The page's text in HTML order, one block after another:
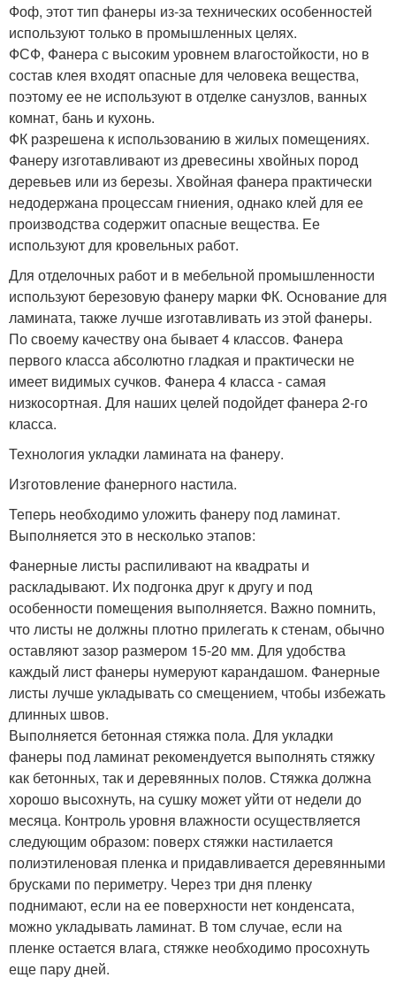
Фоф, этот тип фанеры из-за технических особенностей
используют только в промышленных целях.
ФСФ, Фанера с высоким уровнем влагостойкости, но в
состав клея входят опасные для человека вещества,
поэтому ее не используют в отделке санузлов, ванных
комнат, бань и кухонь.
ФК разрешена к использованию в жилых помещениях.
Фанеру изготавливают из древесины хвойных пород
деревьев или из березы. Хвойная фанера практически
недодержана процессам гниения, однако клей для ее
производства содержит опасные вещества. Ее
используют для кровельных работ.
Для отделочных работ и в мебельной промышленности
используют березовую фанеру марки ФК. Основание для
ламината, также лучше изготавливать из этой фанеры.
По своему качеству она бывает 4 классов. Фанера
первого класса абсолютно гладкая и практически не
имеет видимых сучков. Фанера 4 класса - самая
низкосортная. Для наших целей подойдет фанера 2-го
класса.
Технология укладки ламината на фанеру.
Изготовление фанерного настила.
Теперь необходимо уложить фанеру под ламинат.
Выполняется это в несколько этапов:
Фанерные листы распиливают на квадраты и
раскладывают. Их подгонка друг к другу и под
особенности помещения выполняется. Важно помнить,
что листы не должны плотно прилегать к стенам, обычно
оставляют зазор размером 15-20 мм. Для удобства
каждый лист фанеры нумеруют карандашом. Фанерные
листы лучше укладывать со смещением, чтобы избежать
длинных швов.
Выполняется бетонная стяжка пола. Для укладки
фанеры под ламинат рекомендуется выполнять стяжку
как бетонных, так и деревянных полов. Стяжка должна
хорошо высохнуть, на сушку может уйти от недели до
месяца. Контроль уровня влажности осуществляется
следующим образом: поверх стяжки настилается
полиэтиленовая пленка и придавливается деревянными
брусками по периметру. Через три дня пленку
поднимают, если на ее поверхности нет конденсата,
можно укладывать ламинат. В том случае, если на
пленке остается влага, стяжке необходимо просохнуть
еще пару дней.